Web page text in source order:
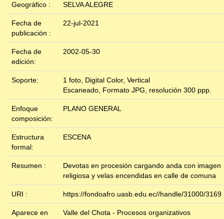
Geográfico :
SELVA ALEGRE
Fecha de
publicación :
22-jul-2021
Fecha de
edición:
2002-05-30
Soporte:
1 foto, Digital Color, Vertical
Escaneado, Formato JPG, resolución 300 ppp.
Enfoque
composición:
PLANO GENERAL
Estructura
formal:
ESCENA
Resumen :
Devotas en procesión cargando anda con imagen
religiosa y velas encendidas en calle de comuna
URI : https://fondoafro.uasb.edu.ec//handle/31000/3169
Aparece en
Valle del Chota - Procesos organizativos